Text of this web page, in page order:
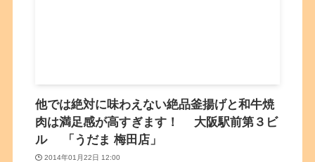
他では絶対に味わえない絶品釜揚げと和牛焼
肉は満足感が高すぎます！ 大阪駅前第３ビ
ル 「うだま 梅田店」
2014年01月22日 12:00